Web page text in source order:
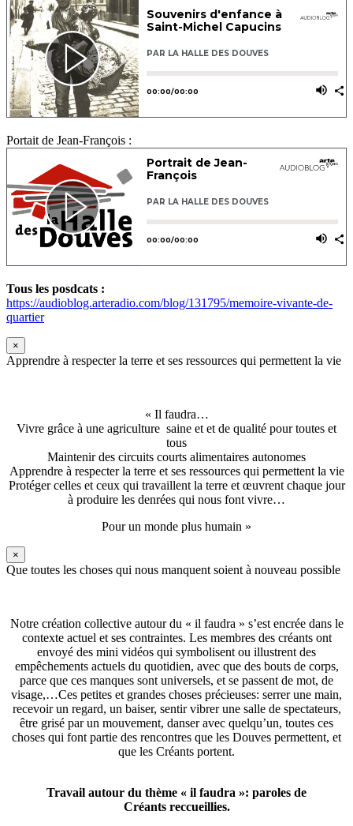
Portait de Jean-François :
Tous les posdcats :
https://audioblog.arteradio.com/blog/131795/memoire-vivante-de-
quartier
×
Apprendre à respecter la terre et ses ressources qui permettent la vie
« Il faudra…
Vivre grâce à une agriculture saine et et de qualité pour toutes et
tous
Maintenir des circuits courts alimentaires autonomes
Apprendre à respecter la terre et ses ressources qui permettent la vie
Protéger celles et ceux qui travaillent la terre et œuvrent chaque jour
à produire les denrées qui nous font vivre…
Pour un monde plus humain »
×
Que toutes les choses qui nous manquent soient à nouveau possible
Notre création collective autour du « il faudra » s’est encrée dans le
contexte actuel et ses contraintes. Les membres des créants ont
envoyé des mini vidéos qui symbolisent ou illustrent des
empêchements actuels du quotidien, avec que des bouts de corps,
parce que ces manques sont universels, et se passent de mot, de
visage,…Ces petites et grandes choses précieuses: serrer une main,
recevoir un regard, un baiser, sentir vibrer une salle de spectateurs,
être grisé par un mouvement, danser avec quelqu’un, toutes ces
choses qui font partie des rencontres que les Douves permettent, et
que les Créants portent.
Travail autour du thème « il faudra »: paroles de
Créants reccueillies.